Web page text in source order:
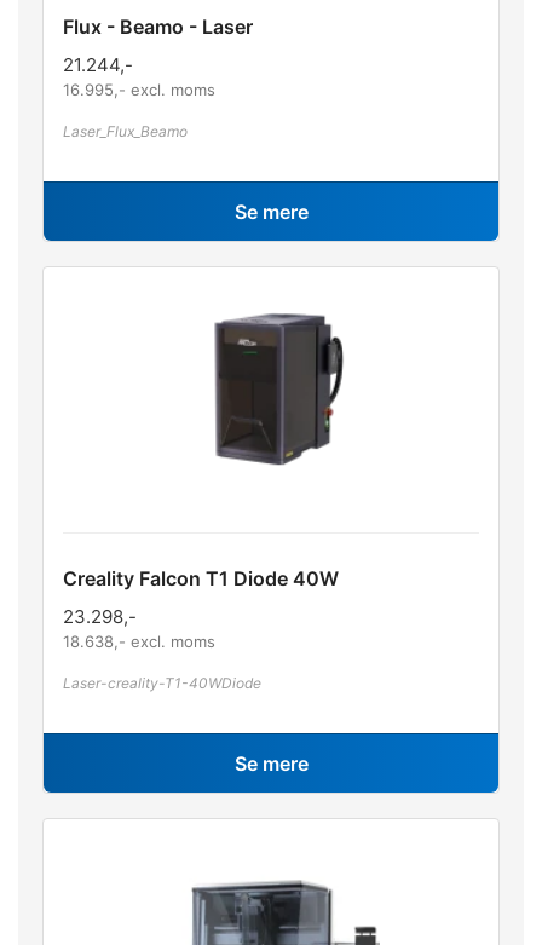
Flux - Beamo - Laser
21.244,-
16.995 ,- excl. moms
Laser_Flux_Beamo
Se mere
Creality Falcon T1 Diode 40W
23.298,-
18.638 ,- excl. moms
Laser-creality-T1-40WDiode
Se mere